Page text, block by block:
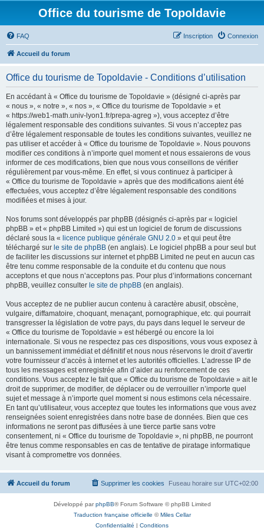
Office du tourisme de Topoldavie
FAQ Connexion
Inscription
Accueil du forum
Office du tourisme de Topoldavie - Conditions d’utilisation
En accédant à « Office du tourisme de Topoldavie » (désigné ci-après par
« nous », « notre », « nos », « Office du tourisme de Topoldavie » et
« https://web1-math.univ-lyon1.fr/prepa-agreg »), vous acceptez d’être
légalement responsable des conditions suivantes. Si vous n’acceptez pas
d’être légalement responsable de toutes les conditions suivantes, veuillez ne
pas utiliser et accéder à « Office du tourisme de Topoldavie ». Nous pouvons
modifier ces conditions à n’importe quel moment et nous essaierons de vous
informer de ces modifications, bien que nous vous conseillons de vérifier
régulièrement par vous-même. En effet, si vous continuez à participer à
« Office du tourisme de Topoldavie » après que des modifications aient été
effectuées, vous acceptez d’être légalement responsable des conditions
modifiées et mises à jour.
Nos forums sont développés par phpBB (désignés ci-après par « logiciel
phpBB » et « phpBB Limited ») qui est un logiciel de forum de discussions
déclaré sous la « licence publique générale GNU 2.0 » et qui peut être
téléchargé sur le site de phpBB (en anglais). Le logiciel phpBB a pour seul but
de faciliter les discussions sur internet et phpBB Limited ne peut en aucun cas
être tenu comme responsable de la conduite et du contenu que nous
acceptons et que nous n’acceptons pas. Pour plus d’informations concernant
phpBB, veuillez consulter le site de phpBB (en anglais).
Vous acceptez de ne publier aucun contenu à caractère abusif, obscène,
vulgaire, diffamatoire, choquant, menaçant, pornographique, etc. qui pourrait
transgresser la législation de votre pays, du pays dans lequel le serveur de
« Office du tourisme de Topoldavie » est hébergé ou encore la loi
internationale. Si vous ne respectez pas ces dispositions, vous vous exposez à
un bannissement immédiat et définitif et nous nous réservons le droit d’avertir
votre fournisseur d’accès à internet et les autorités officielles. L’adresse IP de
tous les messages est enregistrée afin d’aider au renforcement de ces
conditions. Vous acceptez le fait que « Office du tourisme de Topoldavie » ait le
droit de supprimer, de modifier, de déplacer ou de verrouiller n’importe quel
sujet et message à n’importe quel moment si nous estimons cela nécessaire.
En tant qu’utilisateur, vous acceptez que toutes les informations que vous avez
renseignées soient enregistrées dans notre base de données. Bien que ces
informations ne seront pas diffusées à une tierce partie sans votre
consentement, ni « Office du tourisme de Topoldavie », ni phpBB, ne pourront
être tenus comme responsables en cas de tentative de piratage informatique
visant à compromettre vos données.
Accueil du forum Fuseau horaire sur UTC+02:00
Supprimer les cookies
Développé parphpBB® Forum Software © phpBB Limited
Traduction française officielle ©Miles Cellar
Confidentialité | Conditions